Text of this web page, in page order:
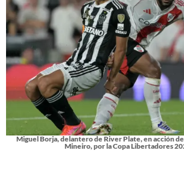
Miguel Borja, delantero de River Plate, en acción
Mineiro, por la Copa Libertadores